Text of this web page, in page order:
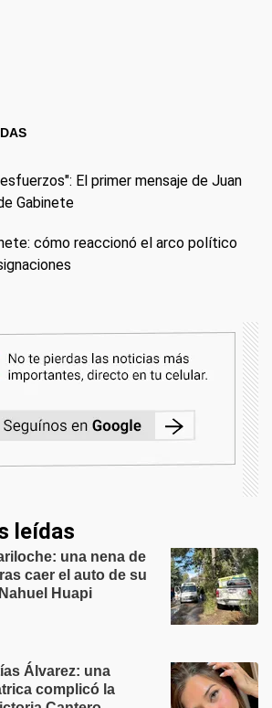
El primer mensaje de Juan
Gabinete
cómo reaccionó el arco político
leídas
una nena de
caer el auto de su
Huapi
Álvarez: una
complicó la